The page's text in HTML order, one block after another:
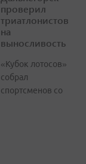
проверил
триатлонистов
на
выносливость
«Кубок лотосов»
собрал
спортсменов со